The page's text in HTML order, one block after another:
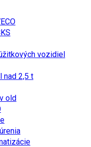
vozidiel
nad 2,5 t
old